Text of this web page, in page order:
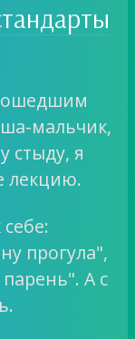
мальчик,
стыду, я
лекцию.
прогула",
А с